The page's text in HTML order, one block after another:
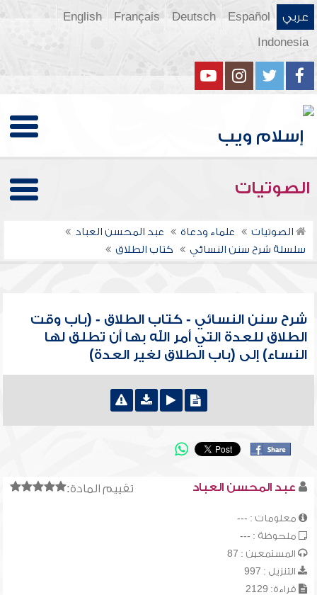
عربي Español
Deutsch
Français
English
Indonesia
الصوتيات
الصوتيات علماء ودعاة
عبد المحسن العباد
سلسلة شرح سنن النسائي
كتاب الطلاق
شرح سنن النسائي - كتاب الطلاق - (باب وقت
الطلاق للعدة التي أمر الله بها أن تطلق لها
النساء) إلى (باب الطلاق لغير العدة)
تقييم المادة: عبد المحسن العباد
معلومات : ---
ملحوظة : ---
المستمعين : 87
التنزيل : 997
قراءة: 2129